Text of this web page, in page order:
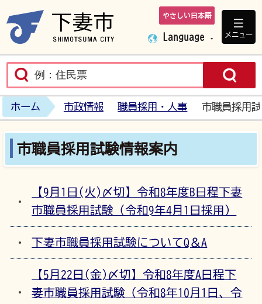
下妻市ホームペ
やさしい日本語
Language メニュー
ホーム 市政情報 職員採用・人事 市職員採用
市職員採用試験情報案内
【9月1日(火)〆切】令和8年度B日程下妻
市職員採用試験（令和9年4月1日採用）
下妻市職員採用試験についてQ＆A
【5月22日(金)〆切】令和8年度A日程下
妻市職員採用試験（令和8年10月1日、令